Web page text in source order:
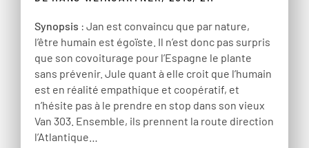
Synopsis : Jan est convaincu que par nature,
l’être humain est égoïste. Il n’est donc pas surpris
que son covoiturage pour l’Espagne le plante
sans prévenir. Jule quant à elle croit que l’humain
est en réalité empathique et coopératif, et
n’hésite pas à le prendre en stop dans son vieux
Van 303. Ensemble, ils prennent la route direction
l’Atlantique…